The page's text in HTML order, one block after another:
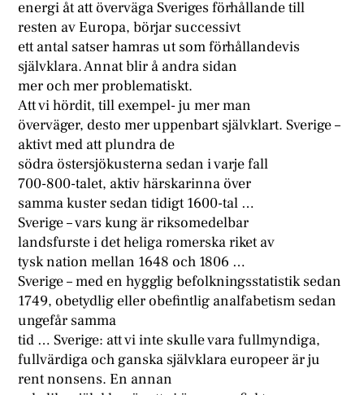
energi åt att överväga Sveriges förhållande till
resten av Europa, börjar successivt
ett antal satser hamras ut som förhållandevis
självklara. Annat blir å andra sidan
mer och mer problematiskt.
Att vi hördit, till exempel- ju mer man
överväger, desto mer uppenbart självklart. Sverige –
aktivt med att plundra de
södra östersjökusterna sedan i varje fall
700-800-talet, aktiv härskarinna över
samma kuster sedan tidigt 1600-tal …
Sverige – vars kung är riksomedelbar
landsfurste i det heliga romerska riket av
tysk nation mellan 1648 och 1806 …
Sverige – med en hygglig befolkningsstatistik sedan
1749, obetydlig eller obefintlig analfabetism sedan
ungefår samma
tid … Sverige: att vi inte skulle vara fullmyndiga,
fullvärdiga och ganska självklara europeer är ju
rent nonsens. En annan